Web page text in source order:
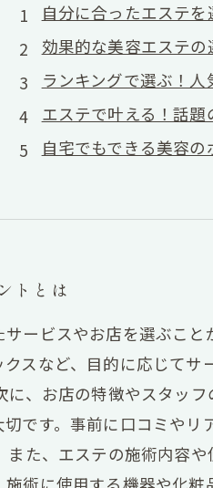
自分に合ったエステ
効果的な美容エステ
ランキングで選ぶ！
エステで叶える！話
自宅でもできる美容
トとは
ービスやお店を選ぶこ
スなど、目的に応じて
に、お店の特徴やスタッ
です。事前に口コミや
た、エステの施術内容